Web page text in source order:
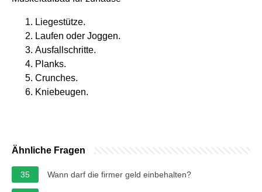
Liegestütze.
Laufen oder Joggen.
Ausfallschritte.
Planks.
Crunches.
Kniebeugen.
Ähnliche Fragen
35 Wann darf die firmer geld einbehalten?